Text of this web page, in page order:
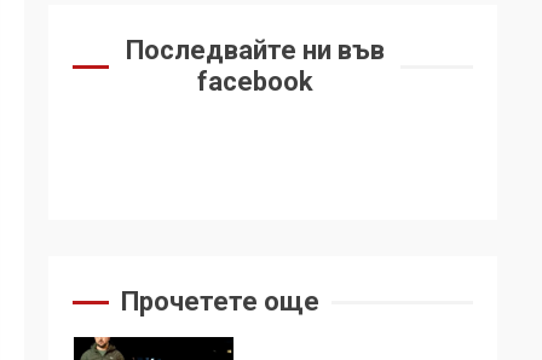
Последвайте ни във
facebook
Прочетете още
Удължаването на
1
стъпки от 1972 г.